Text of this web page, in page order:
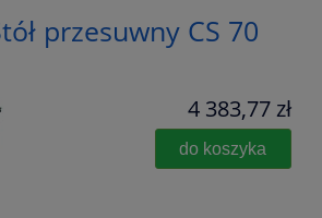
przesuwny CS 70
4 383,77 zł
do koszyka